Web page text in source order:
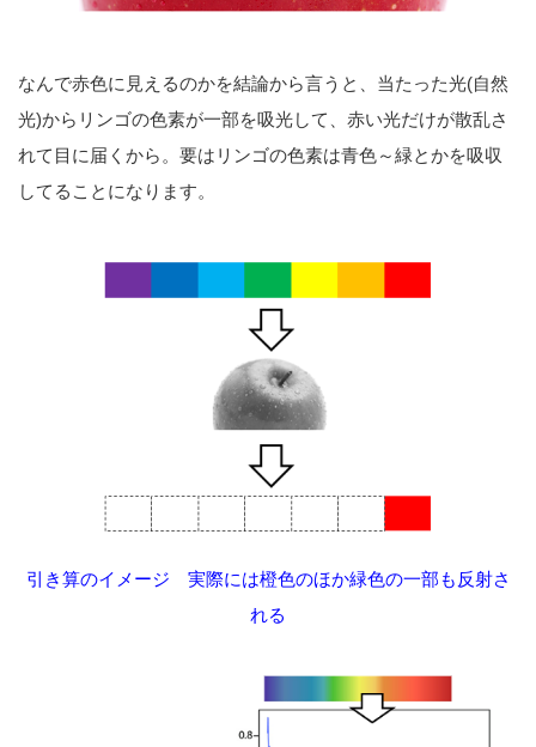
なんで赤色に見えるのかを結論から言うと、当たった光(自然
光)からリンゴの色素が一部を吸光して、赤い光だけが散乱さ
れて目に届くから。要はリンゴの色素は青色～緑とかを吸収
してることになります。
引き算のイメージ 実際には橙色のほか緑色の一部も反射さ
れる